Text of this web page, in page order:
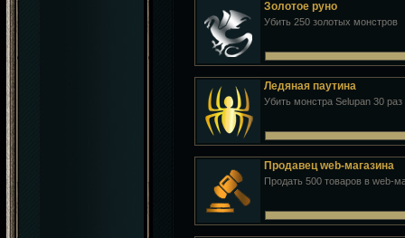
Золотое руно
Убить 250 золотых монстров
Ледяная паутина
Убить монстра Selupan 30 раз
Продавец web-магазина
Продать 500 товаров в web-